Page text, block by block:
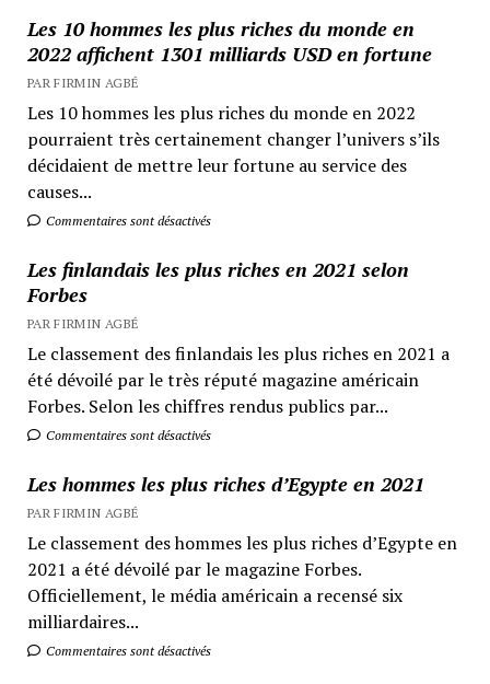
Les 10 hommes les plus riches du monde en
2022 affichent 1301 milliards USD en fortune
PAR FIRMIN AGBÉ
Les 10 hommes les plus riches du monde en 2022
pourraient très certainement changer l’univers s’ils
décidaient de mettre leur fortune au service des
causes...
Commentaires sont désactivés
Les finlandais les plus riches en 2021 selon
Forbes
PAR FIRMIN AGBÉ
Le classement des finlandais les plus riches en 2021 a
été dévoilé par le très réputé magazine américain
Forbes. Selon les chiffres rendus publics par...
Commentaires sont désactivés
Les hommes les plus riches d’Egypte en 2021
PAR FIRMIN AGBÉ
Le classement des hommes les plus riches d’Egypte en
2021 a été dévoilé par le magazine Forbes.
Officiellement, le média américain a recensé six
milliardaires...
Commentaires sont désactivés